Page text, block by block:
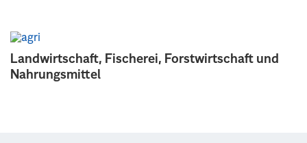
Landwirtschaft, Fischerei, Forstwirtschaft und
Nahrungsmittel